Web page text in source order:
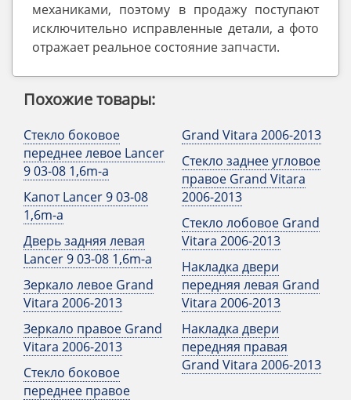
механиками, поэтому в продажу поступают
исключительно исправленные детали, а фото
отражает реальное состояние запчасти.
Похожие товары:
Стекло боковое
переднее левое Lancer
9 03-08 1,6m-a
Капот Lancer 9 03-08
1,6m-a
Дверь задняя левая
Lancer 9 03-08 1,6m-a
Зеркало левое Grand
Vitara 2006-2013
Зеркало правое Grand
Vitara 2006-2013
Стекло боковое
переднее правое
Grand Vitara 2006-2013
Стекло заднее угловое
правое Grand Vitara
2006-2013
Стекло лобовое Grand
Vitara 2006-2013
Накладка двери
передняя левая Grand
Vitara 2006-2013
Накладка двери
передняя правая
Grand Vitara 2006-2013